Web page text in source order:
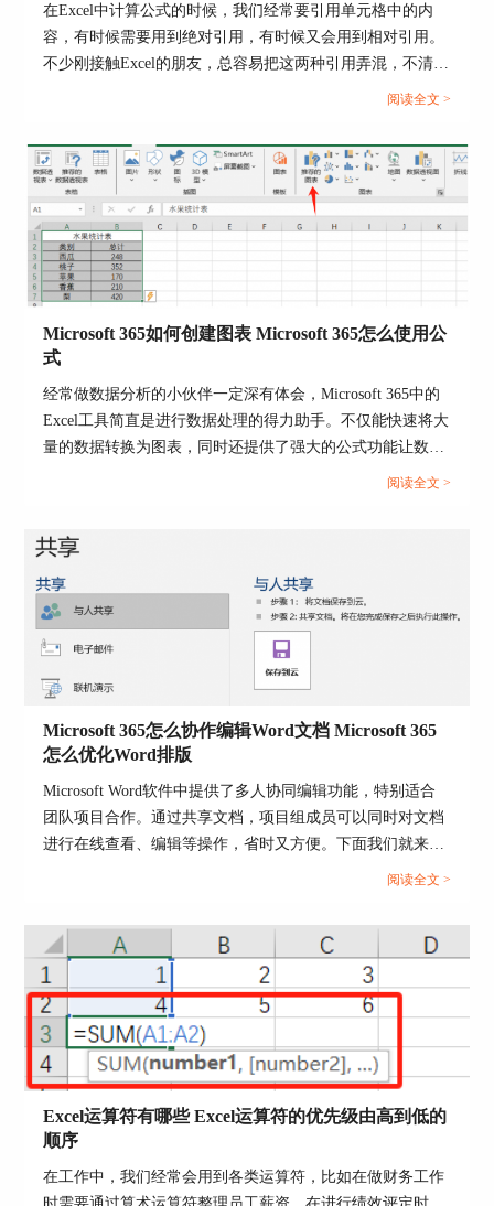
字体的问题，可以尝试以下解决方法：
1、解除文档保护或权限限制：如果文档受到保护
除文档保护或修改权限设置，以确保格式刷功能可
2、清除文本样式：有时选择的文本受到样式的影
响，导致格式刷功能无法改变字体。尝试清除文本
的样式，然后重新应用所需的格式。
3、重新启动Word软件：有时候Word软件本身可能
出现问题，导致格式刷功能无法正常工作。尝试关
闭并重新启动Word软件，然后再次尝试使用格式刷
功能。
本。有时候旧版本的软件可能会导致功能异常。更
新到最新版本可能会解决问题。
功能快速统一字体格式，使文档整体风格一致。这
对于保持文档的统一性、美观性和专业性非常重
要。通过解决这两个问题，可以更好地利用
Microsoft Word的功能，提高文字处理效率，确保
文档的质量和一致性。希望本篇文章能够对你有所
帮助。
在Excel中计算公式的时候，我们经常要引用单元格中的内
容，有时候需要用到绝对引用，有时候又会用到相对引用。
不少刚接触Excel的朋友，总容易把这两种引用弄混，不清楚
该在什么情况下使用绝对引用或者相对引用。那么今天我们
Excel中绝对引用怎么输入的相关内容。...
阅读全文 >
Microsoft 365如何创建图表 Microsoft 365怎么使用公
式
经常做数据分析的小伙伴一定深有体会，Microsoft 365中的
Excel工具简直是进行数据处理的得力助手。不仅能快速将大
量的数据转换为图表，同时还提供了强大的公式功能让数据
处理效率大大提升。今天，我们就来说一下Microsoft 365如
阅读全文 >
Microsoft 365怎么协作编辑Word文档 Microsoft 365
怎么优化Word排版
Microsoft Word软件中提供了多人协同编辑功能，特别适合
团队项目合作。通过共享文档，项目组成员可以同时对文档
进行在线查看、编辑等操作，省时又方便。下面我们就来给
大家介绍一下Microsoft 365怎么协作编辑，Word文档
队更高效的完成工作。...
阅读全文 >
Excel运算符有哪些 Excel运算符的优先级由高到低的
顺序
在工作中，我们经常会用到各类运算符，比如在做财务工作